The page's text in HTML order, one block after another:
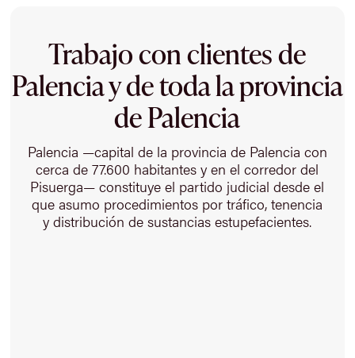
Trabajo con clientes de
Palencia y de toda la provincia
de Palencia
Palencia —capital de la provincia de Palencia con
cerca de 77.600 habitantes y en el corredor del
Pisuerga— constituye el partido judicial desde el
que asumo procedimientos por tráfico, tenencia
y distribución de sustancias estupefacientes.